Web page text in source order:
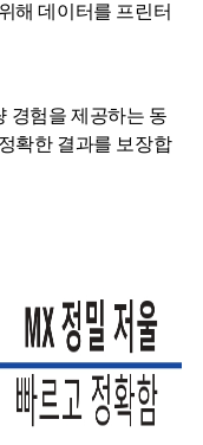
해 데이터를 프린터
경험을 제공하는 동
확한 결과를 보장합